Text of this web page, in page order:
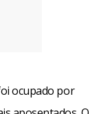
ocupado por